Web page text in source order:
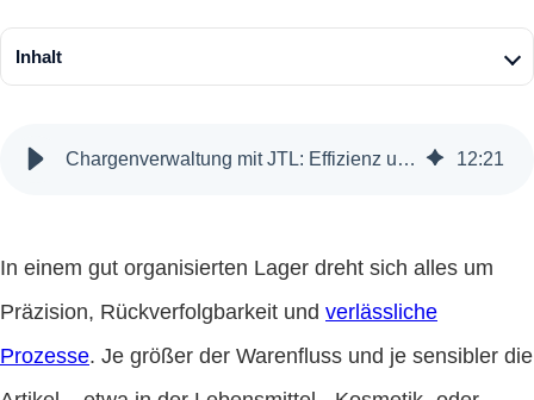
Inhalt
Chargenverwaltung mit JTL: Effizienz und Rückverfolgbarkeit im Lager 12:21
In einem gut organisierten Lager dreht sich alles um
Präzision, Rückverfolgbarkeit und verlässliche
Prozesse. Je größer der Warenfluss und je sensibler die